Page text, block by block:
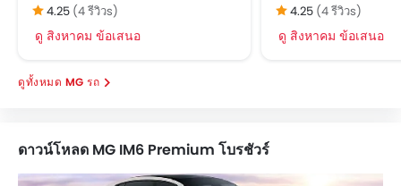
4.25 (4 รีวิวs)
ดู สิงหาคม ข้อเสนอ
4.25 (4 รีวิวs)
ดู สิงหาคม ข้อเสนอ
MG รถ
ดาวน์โหลด MG IM6 Premium โบรชัวร์